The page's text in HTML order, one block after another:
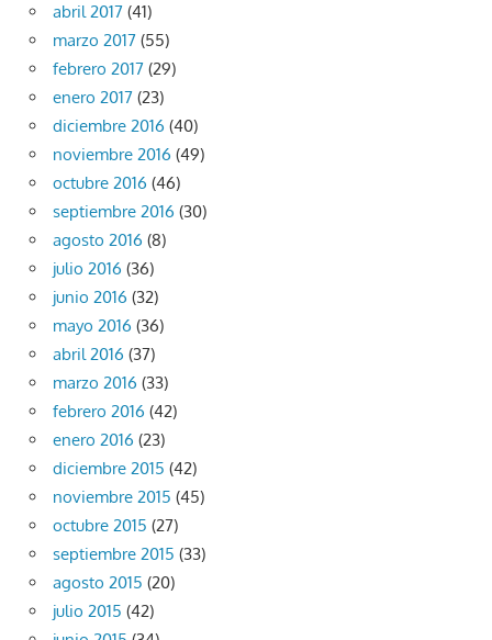
abril 2017 (41)
marzo 2017 (55)
febrero 2017 (29)
enero 2017 (23)
diciembre 2016 (40)
noviembre 2016 (49)
octubre 2016 (46)
septiembre 2016 (30)
agosto 2016 (8)
julio 2016 (36)
junio 2016 (32)
mayo 2016 (36)
abril 2016 (37)
marzo 2016 (33)
febrero 2016 (42)
enero 2016 (23)
diciembre 2015 (42)
noviembre 2015 (45)
octubre 2015 (27)
septiembre 2015 (33)
agosto 2015 (20)
julio 2015 (42)